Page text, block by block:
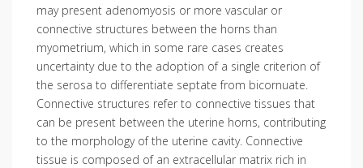
may present adenomyosis or more vascular or
connective structures between the horns than
myometrium, which in some rare cases creates
uncertainty due to the adoption of a single criterion of
the serosa to differentiate septate from bicornuate.
Connective structures refer to connective tissues that
can be present between the uterine horns, contributing
to the morphology of the uterine cavity. Connective
tissue is composed of an extracellular matrix rich in